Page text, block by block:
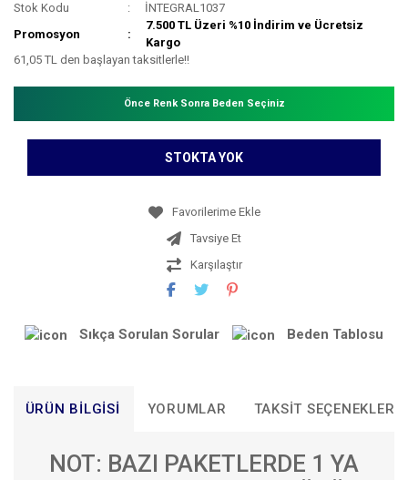
Stok Kodu
İNTEGRAL1037
Promosyon
7.500 TL Üzeri %10 İndirim ve Ücretsiz
Kargo
61,05 TL den başlayan taksitlerle!!
Önce Renk Sonra Beden Seçiniz
STOKTA YOK
Tavsiye Et
Karşılaştır
Sıkça Sorulan Sorular Beden Tablosu
ÜRÜN BILGISI YORUMLAR TAKSIT SEÇENEKLERI
NOT: BAZI PAKETLERDE 1 YA